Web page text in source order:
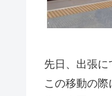
先日、出張に
この移動の